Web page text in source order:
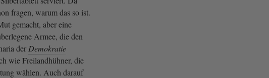
fragen, warum das so ist.
gemacht, aber eine
Armee, die den
der Demokratie
wie Freilandhühner, die
wählen. Auch darauf